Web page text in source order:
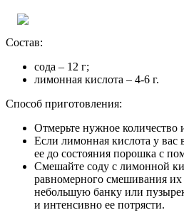
Состав:
сода – 12 г;
лимонная кислота – 4-6 г.
Способ приготовления:
Отмерьте нужное количество
Если лимонная кислота у вас
ее до состояния порошка с
Смешайте соду с лимонной
равномерного смешивания их
небольшую банку или
и интенсивно ее потрясти.